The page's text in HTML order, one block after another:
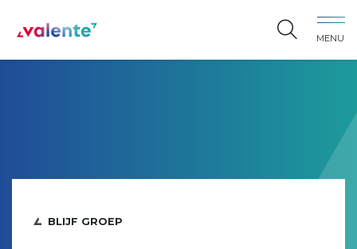
MENU
BLIJF GROEP